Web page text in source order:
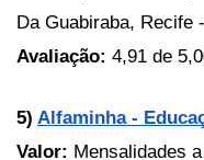
Da Guabiraba, Recife
Avaliação: 4,91 de
5) Alfaminha -
Valor: Mensalidades